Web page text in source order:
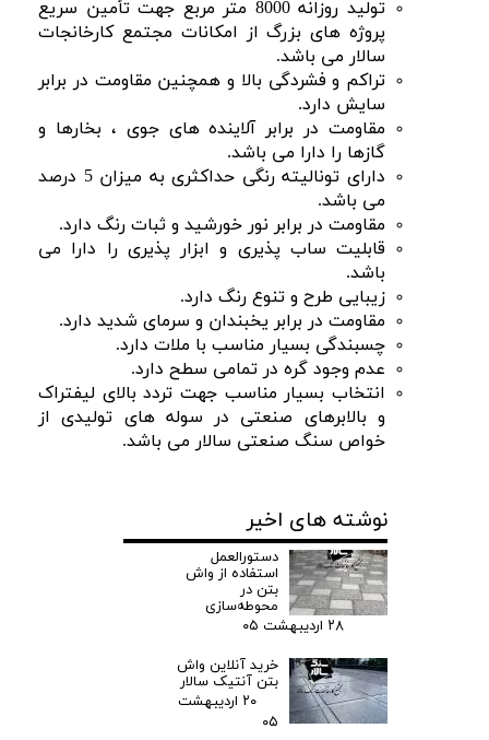
تولید روزانه 8000 متر مربع جهت تأمین سریع
پروژه های بزرگ از امکانات مجتمع کارخانجات
سالار می باشد.
تراکم و فشردگی بالا و همچنین مقاومت در برابر
سایش دارد.
مقاومت در برابر آلاینده های جوی ، بخارها و
گازها را دارا می باشد.
دارای تونالیته رنگی حداکثری به میزان 5 درصد
می باشد.
مقاومت در برابر نور خورشید و ثبات رنگ دارد.
قابلیت ساب پذیری و ابزار پذیری را دارا می
باشد.
زیبایی طرح و تنوع رنگ دارد.
مقاومت در برابر یخبندان و سرمای شدید دارد.
چسبندگی بسیار مناسب با ملات دارد.
عدم وجود گره در تمامی سطح دارد.
انتخاب بسیار مناسب جهت تردد بالای لیفتراک
و بالابرهای صنعتی در سوله های تولیدی از
خواص سنگ صنعتی سالار می باشد.
نوشته های اخیر
دستورالعمل
استفاده از واش
بتن در
محوطه‌سازی
۲۸ اردیبهشت ۰۵
خرید آنلاین واش
بتن آنتیک سالار
۲۰ اردیبهشت
۰۵